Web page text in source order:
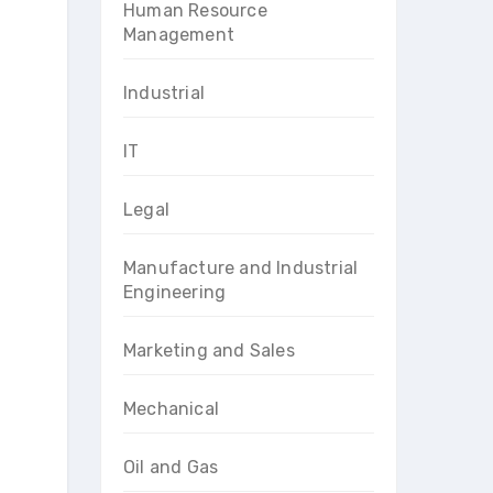
Human Resource
Management
Industrial
IT
Legal
Manufacture and Industrial
Engineering
Marketing and Sales
Mechanical
Oil and Gas